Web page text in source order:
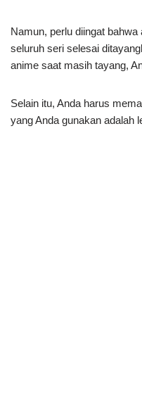
Namun, perlu diingat
seluruh seri selesai
anime saat masih tayang,
Selain itu, Anda harus
yang Anda gunakan adalah